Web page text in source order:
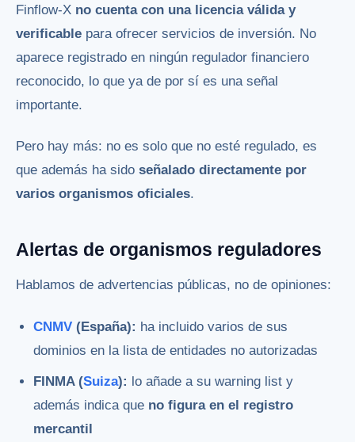
Finflow-X no cuenta con una licencia válida y
verificable para ofrecer servicios de inversión. No
aparece registrado en ningún regulador financiero
reconocido, lo que ya de por sí es una señal
importante.
Pero hay más: no es solo que no esté regulado, es
que además ha sido señalado directamente por
varios organismos oficiales.
Alertas de organismos reguladores
Hablamos de advertencias públicas, no de opiniones:
CNMV (España): ha incluido varios de sus
dominios en la lista de entidades no autorizadas
FINMA (Suiza): lo añade a su warning list y
además indica que no figura en el registro
mercantil